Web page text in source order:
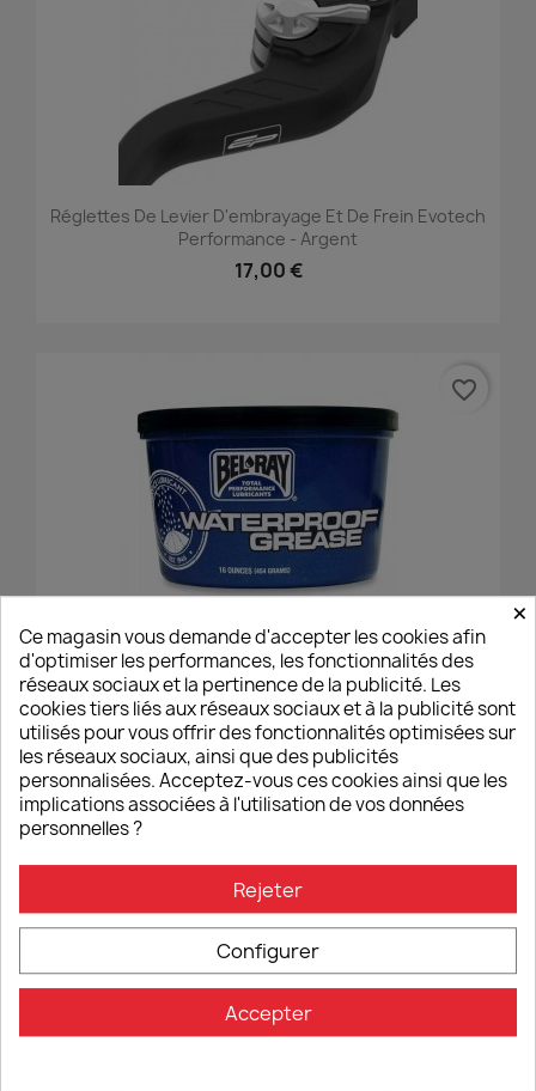
Réglettes De Levier D'embrayage Et De Frein Evotech
Performance - Argent
17,00 €
Graisse Imperméable Bel-Ray
21,00 €
favorite_border
×
Ce magasin vous demande d'accepter les cookies afin
d'optimiser les performances, les fonctionnalités des
réseaux sociaux et la pertinence de la publicité. Les
cookies tiers liés aux réseaux sociaux et à la publicité sont
utilisés pour vous offrir des fonctionnalités optimisées sur
les réseaux sociaux, ainsi que des publicités
personnalisées. Acceptez-vous ces cookies ainsi que les
implications associées à l'utilisation de vos données
personnelles ?
Rejeter
Configurer
Accepter